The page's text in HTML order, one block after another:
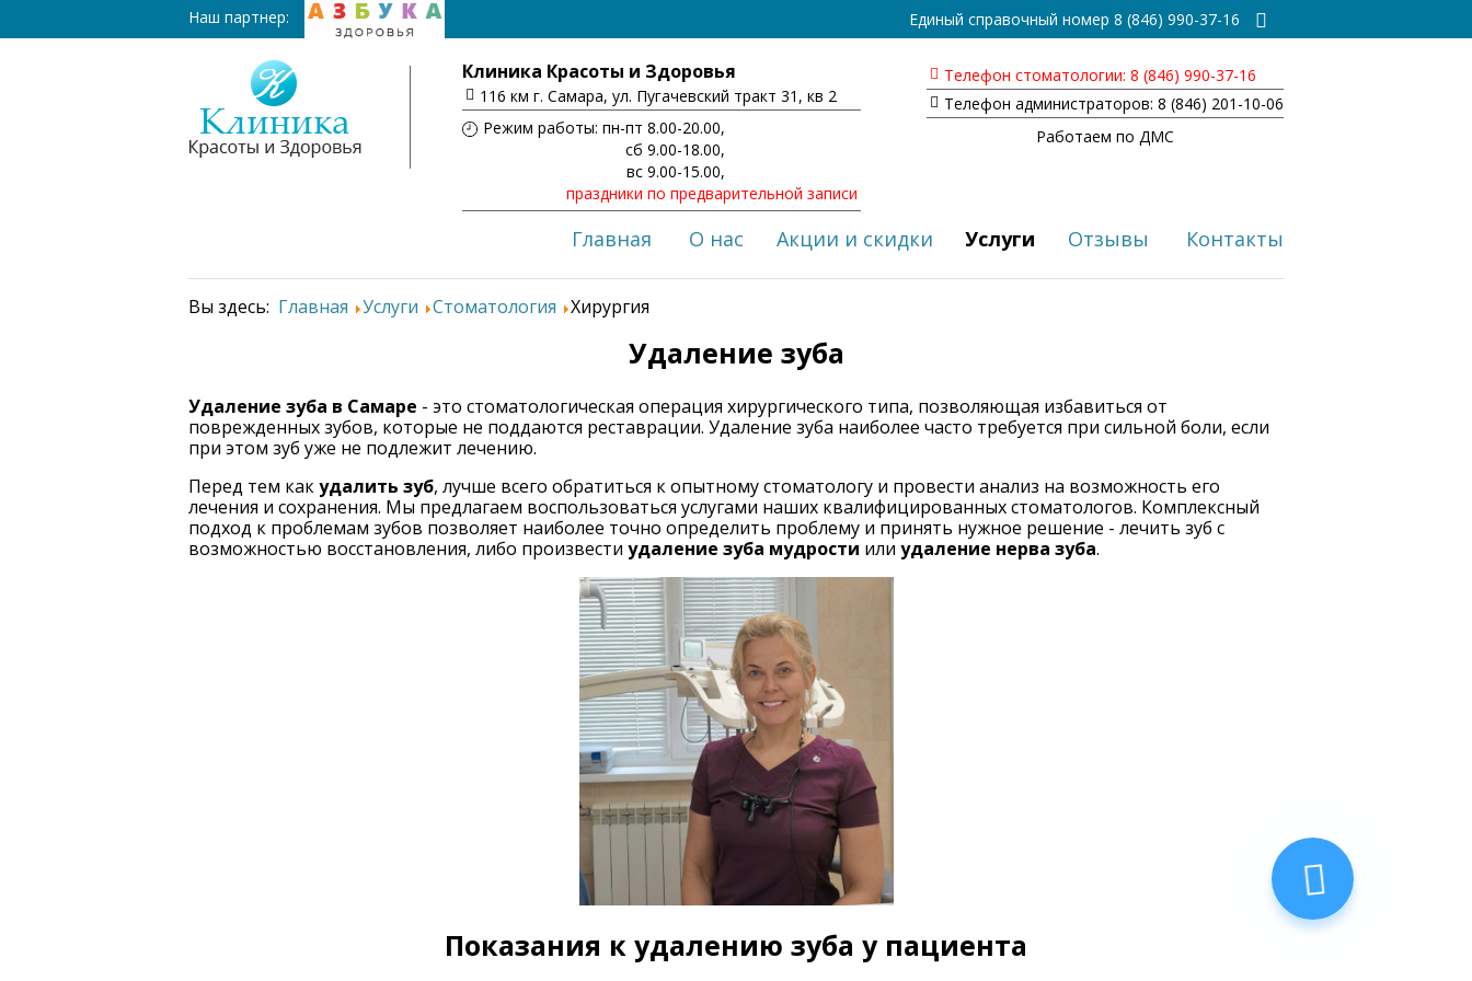
Наш партнер: Единый справочный номер 8 (846) 990-37-16
Клиника Красоты и Здоровья
116 км г. Самара, ул. Пугачевский тракт 31, кв 2
Режим работы: пн-пт 8.00-20.00,
сб 9.00-18.00,
вс 9.00-15.00,
праздники по предварительной записи
Телефон стоматологии: 8 (846) 990-37-16
Телефон администраторов: 8 (846) 201-10-06
Работаем по ДМС
Главная О нас Акции и скидки Услуги Отзывы Контакты
Вы здесь: Главная Услуги Стоматология Хирургия
Удаление зуба
Удаление зуба в Самаре - это стоматологическая операция хирургического типа, позволяющая избавиться от
поврежденных зубов, которые не поддаются реставрации. Удаление зуба наиболее часто требуется при сильной боли, если
при этом зуб уже не подлежит лечению.
Перед тем какудалить зуб, лучше всего обратиться к опытному стоматологу и провести анализ на возможность его
лечения и сохранения. Мы предлагаем воспользоваться услугами наших квалифицированных стоматологов. Комплексный
подход к проблемам зубов позволяет наиболее точно определить проблему и принять нужное решение - лечить зуб с
возможностью восстановления, либо произвести удаление зуба мудрости или удаление нерва зуба.
Показания к удалению зуба у пациента